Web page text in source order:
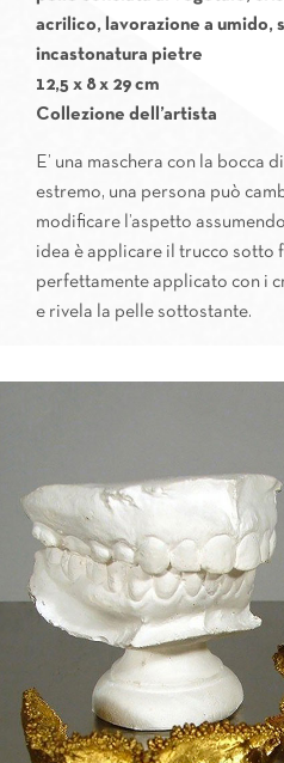
acrilico, lavorazione a umido,
incastonatura pietre
12,5 x 8 x 29 cm
Collezione dell’artista
E’ una maschera con la bocca
estremo, una persona può
modificare l’aspetto
idea è applicare il trucco sotto
perfettamente applicato con i
e rivela la pelle sottostante.